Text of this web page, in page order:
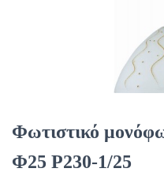
Φωτιστικό
Φ25 Ρ230-1/25